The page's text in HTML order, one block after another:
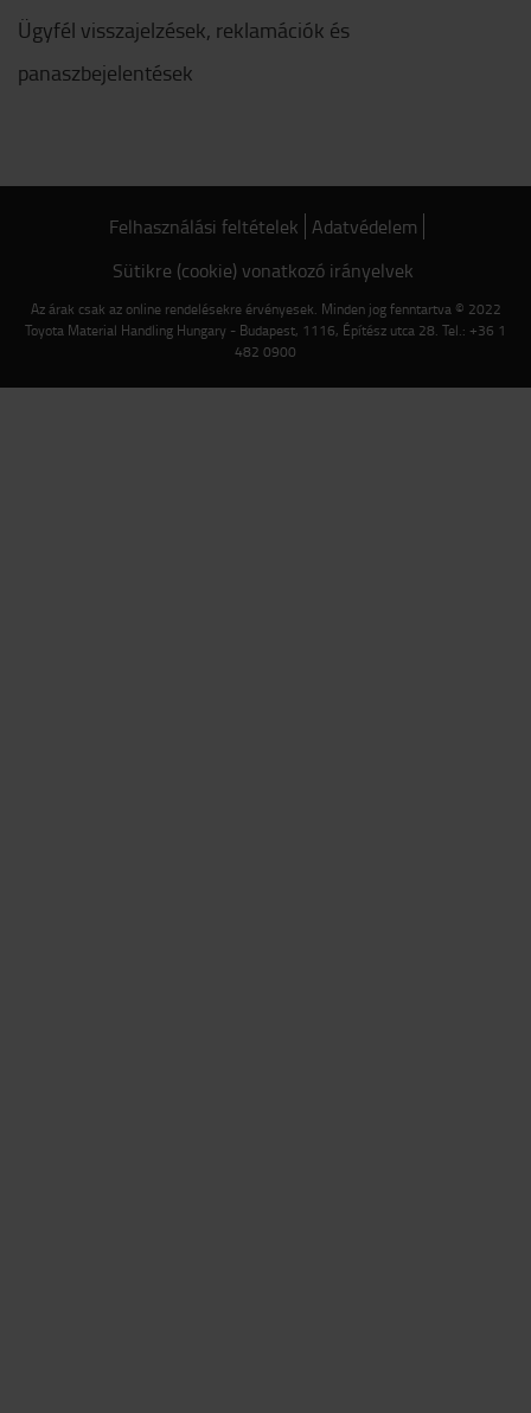
Ügyfél visszajelzések, reklamációk és
panaszbejelentések
Felhasználási feltételek Adatvédelem
Sütikre (cookie) vonatkozó irányelvek
Az árak csak az online rendelésekre érvényesek. Minden jog fenntartva © 2022
Toyota Material Handling Hungary - Budapest, 1116, Építész utca 28. Tel.: +36 1
482 0900